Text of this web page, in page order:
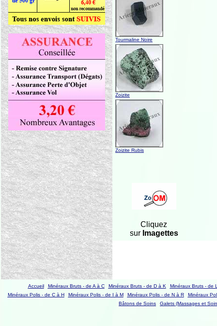
Tourmaline Noire
Zoizite
Zoizite Rubis
Cliquez
surImagettes
Accueil Minéraux Bruts - de A à C Minéraux Bruts - de D à K
Minéraux Bruts - de
Minéraux Polis - de C à H
Minéraux Polis - de I à M Minéraux Polis - de N à R
Minéraux
Bâtons de Soins
Galets (Massages et